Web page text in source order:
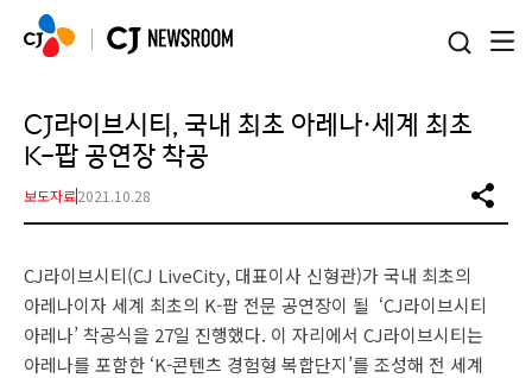
CJ라이브시티, 국내 최초 아레나·세계 최초
K-팝 공연장 착공
보도자료2021.10.28
CJ라이브시티(CJ LiveCity, 대표이사 신형관)가 국내 최초의
아레나이자 세계 최초의 K-팝 전문 공연장이 될 ‘CJ라이브시티
아레나’ 착공식을 27일 진행했다. 이 자리에서 CJ라이브시티는
아레나를 포함한 ‘K-콘텐츠 경험형 복합단지’를 조성해 전 세계